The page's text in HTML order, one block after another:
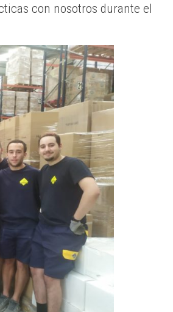
con nosotros durante el